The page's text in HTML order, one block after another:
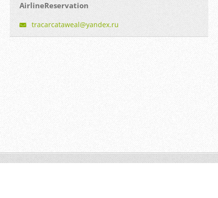
AirlineReservation
tracarcataweal@yandex.ru